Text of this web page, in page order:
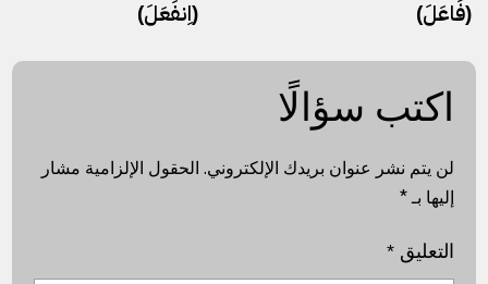
(فَاعَلَ)
(اِنفَعَلَ)
اكتب سؤالًا
لن يتم نشر عنوان بريدك الإلكتروني. الحقول الإلزامية مشار
إليها بـ*
التعليق*